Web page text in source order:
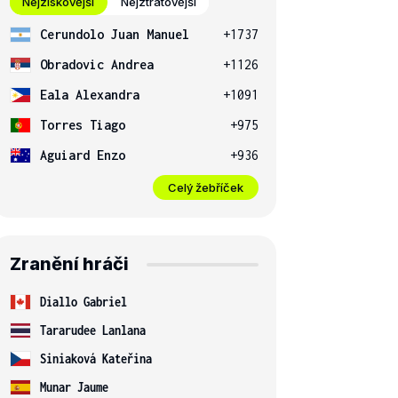
Cerundolo Juan Manuel
+1737
Obradovic Andrea
+1126
Eala Alexandra
+1091
Torres Tiago
+975
Aguiard Enzo
+936
Celý žebříček
Zranění hráči
Diallo Gabriel
Tararudee Lanlana
Siniaková Kateřina
Munar Jaume